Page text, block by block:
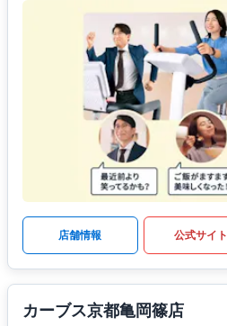
店舗情報 公式サイト
カーブス京都亀岡篠店